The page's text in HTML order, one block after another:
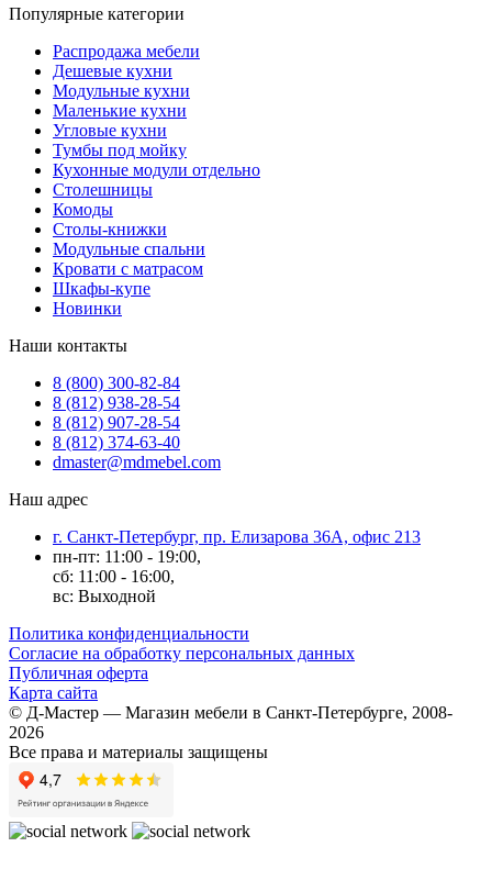
Популярные категории
Распродажа мебели
Дешевые кухни
Модульные кухни
Маленькие кухни
Угловые кухни
Тумбы под мойку
Кухонные модули отдельно
Столешницы
Комоды
Столы-книжки
Модульные спальни
Кровати с матрасом
Шкафы-купе
Новинки
Наши контакты
8 (800) 300-82-84
8 (812) 938-28-54
8 (812) 907-28-54
8 (812) 374-63-40
dmaster@mdmebel.com
Наш адрес
г. Санкт-Петербург, пр. Елизарова 36А, офис 213
пн-пт: 11:00 - 19:00,
сб: 11:00 - 16:00,
вс: Выходной
Политика конфиденциальности
Согласие на обработку персональных данных
Публичная оферта
Карта сайта
© Д-Мастер — Магазин мебели в Санкт-Петербурге, 2008-
2026
Все права и материалы защищены